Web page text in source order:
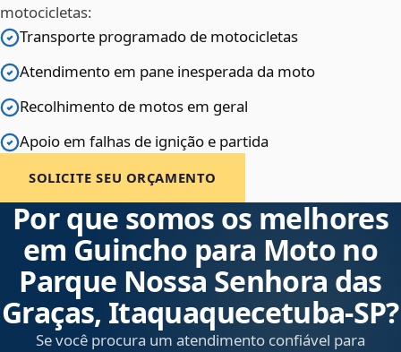
motocicletas:
Transporte programado de motocicletas
Atendimento em pane inesperada da moto
Recolhimento de motos em geral
Apoio em falhas de ignição e partida
SOLICITE SEU ORÇAMENTO
Por que somos os melhores
em Guincho para Moto no
Parque Nossa Senhora das
Graças, Itaquaquecetuba‑SP?
Se você procura um atendimento confiável para